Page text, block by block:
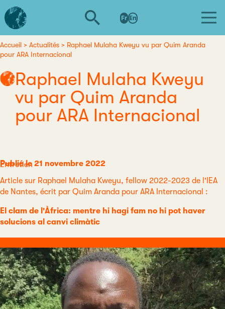
Aller
au
contenu
L'institut
d'études
avancées
de
Nantes
Fr En
Fil
d'Ariane
Accueil Actualités
Raphael Mulaha Kweyu vu par Quim Aranda
pour ARA Internacional
Raphael Mulaha Kweyu
vu par Quim Aranda
pour ARA Internacional
Publié le 21 novembre 2022
Catégorie
Entretien
Article sur Raphael Mulaha Kweyu, fellow 2022-2023 de l'IEA
de Nantes, écrit par Quim Aranda pour ARA Internacional :
El clam de l'Àfrica: mentre hi hagi fam no hi pot haver
solucions al canvi climàtic